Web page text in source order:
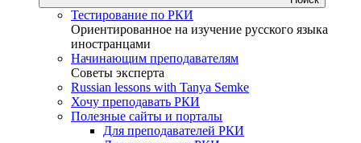
Тестирование по РКИ
Ориентированное на изучение русского языка
иностранцами
Начинающим преподавателям
Советы эксперта
Russian lessons with Tanya Semke
Хочу преподавать РКИ
Полезные сайты и порталы
Для преподавателей РКИ